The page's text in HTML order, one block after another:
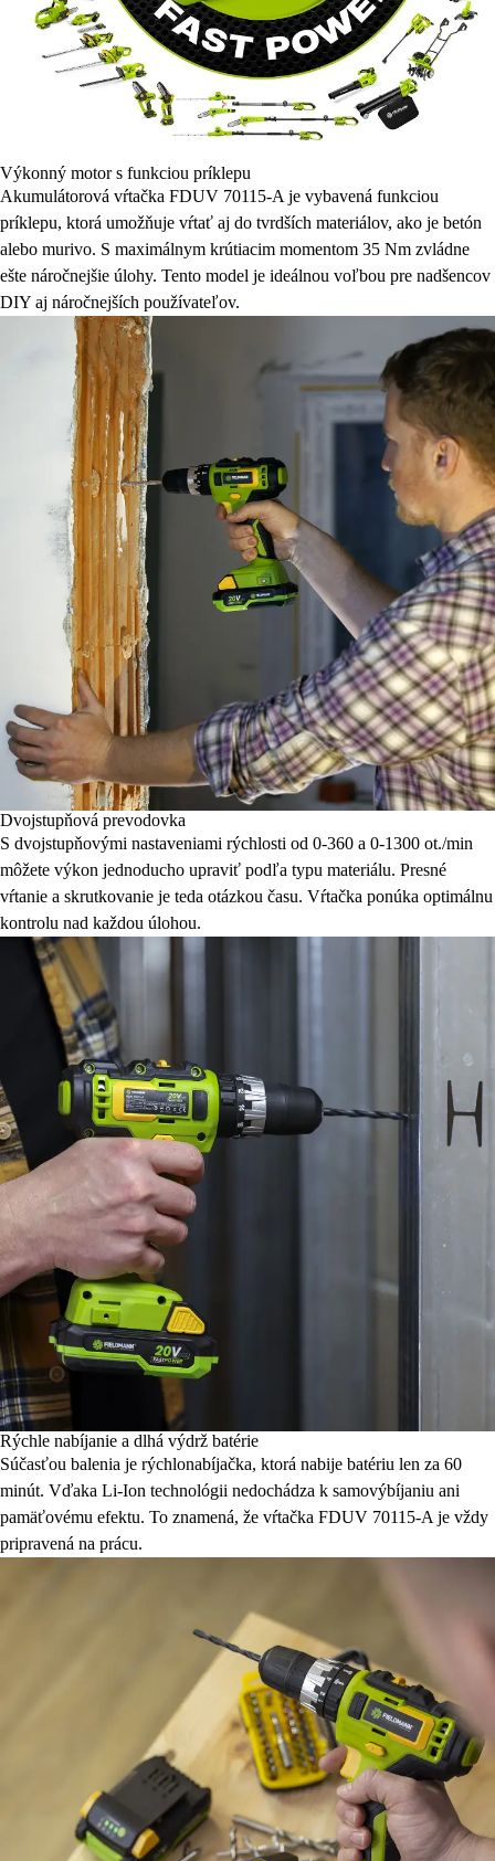
Výkonný motor s funkciou príklepu
Akumulátorová vŕtačka FDUV 70115-A je vybavená funkciou
príklepu, ktorá umožňuje vŕtať aj do tvrdších materiálov, ako je betón
alebo murivo. S maximálnym krútiacim momentom 35 Nm zvládne
ešte náročnejšie úlohy. Tento model je ideálnou voľbou pre nadšencov
DIY aj náročnejších používateľov.
Dvojstupňová prevodovka
S dvojstupňovými nastaveniami rýchlosti od 0-360 a 0-1300 ot./min
môžete výkon jednoducho upraviť podľa typu materiálu. Presné
vŕtanie a skrutkovanie je teda otázkou času. Vŕtačka ponúka optimálnu
kontrolu nad každou úlohou.
Rýchle nabíjanie a dlhá výdrž batérie
Súčasťou balenia je rýchlonabíjačka, ktorá nabije batériu len za 60
minút. Vďaka Li-Ion technológii nedochádza k samovýbíjaniu ani
pamäťovému efektu. To znamená, že vŕtačka FDUV 70115-A je vždy
pripravená na prácu.